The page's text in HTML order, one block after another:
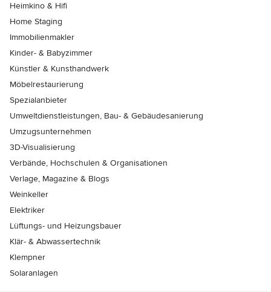
Heimkino & Hifi
Home Staging
Immobilienmakler
Kinder- & Babyzimmer
Künstler & Kunsthandwerk
Möbelrestaurierung
Spezialanbieter
Umweltdienstleistungen, Bau- & Gebäudesanierung
Umzugsunternehmen
3D-Visualisierung
Verbände, Hochschulen & Organisationen
Verlage, Magazine & Blogs
Weinkeller
Elektriker
Lüftungs- und Heizungsbauer
Klär- & Abwassertechnik
Klempner
Solaranlagen